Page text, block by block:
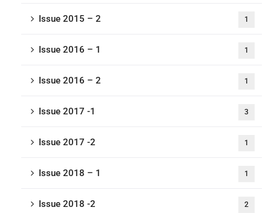
Issue 2015 – 2 1
Issue 2016 – 1 1
Issue 2016 – 2 1
Issue 2017 -1 3
Issue 2017 -2 1
Issue 2018 – 1 1
Issue 2018 -2 2